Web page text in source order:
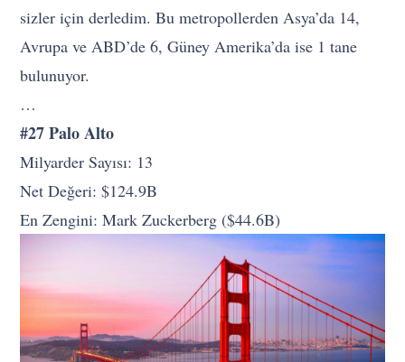
sizler için derledim. Bu metropollerden Asya’da 14,
Avrupa ve ABD’de 6, Güney Amerika’da ise 1 tane
bulunuyor.
…
#27 Palo Alto
Milyarder Sayısı: 13
Net Değeri: $124.9B
En Zengini: Mark Zuckerberg ($44.6B)